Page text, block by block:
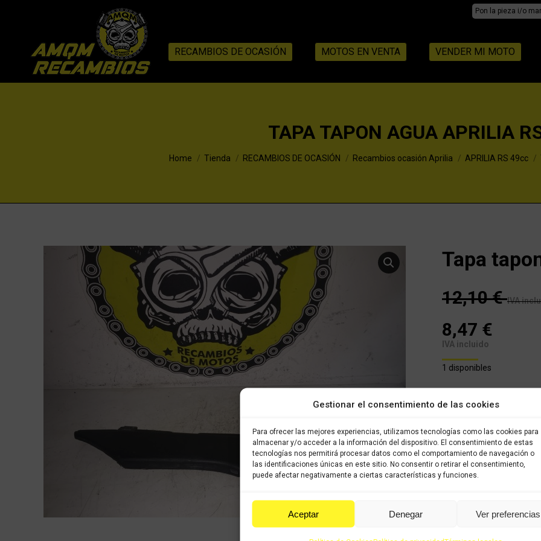
Gestionar el consentimiento de las cookies
Para ofrecer las mejores experiencias, utilizamos tecnologías como las cookies para
almacenar y/o acceder a la información del dispositivo. El consentimiento de estas
tecnologías nos permitirá procesar datos como el comportamiento de navegación o
las identificaciones únicas en este sitio. No consentir o retirar el consentimiento,
puede afectar negativamente a ciertas características y funciones.
Aceptar Denegar Ver preferencias
Search:
RECAMBIOS DE OCASIÓN MOTOS EN VENTA VENDER MI MOTO
TAPA TAPON AGUA APRILIA
You are here:
Home Tienda RECAMBIOS DE OCASIÓN Recambios ocasión Aprilia APRILIA RS 49cc
Tapa
12,10€ IVA
8,47 €
IVA incluido
1 disponibles
Tapa tapon agua en buen
COMPRAR
Categoría:APRILIA RS 49cc